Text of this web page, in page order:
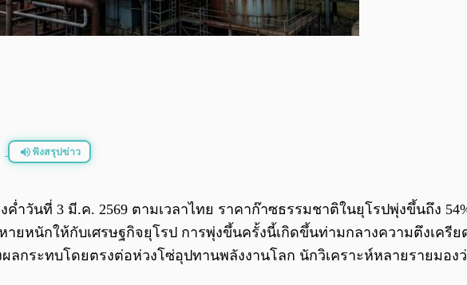
ฟังสรุปข่าว
ค่ำวันที่ 3 มี.ค. 2569 ตามเวลาไทย ราคาก๊าซธรรมชาติในยุโรปพุ่งขึ้นถึง
ายหนักให้กับเศรษฐกิจยุโรป การพุ่งขึ้นครั้งนี้เกิดขึ้นท่ามกลางความตึงเค
ลกระทบโดยตรงต่อห่วงโซ่อุปทานพลังงานโลก นักวิเคราะห์หลายรายม